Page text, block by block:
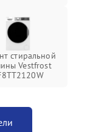
стиральной
Vestfrost